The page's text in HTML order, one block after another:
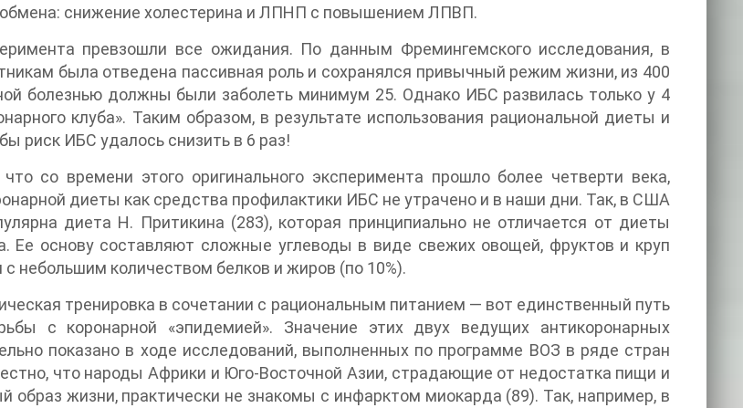
обмена: снижение холестерина и ЛПНП с повышением ЛПВП.
превзошли все ожидания. По данным Фремингемского исследования, в
была отведена пассивная роль и сохранялся при­вычный режим жизни, из 400
болезнью должны были заболеть минимум 25. Однако ИБС развилась только у 4
клуба». Таким образом, в результате использования рациональной диеты и
риск ИБС удалось снизить в 6 раз!
со времени этого оригинального эксперимента прошло более четверти века,
диеты как средства профилактики ИБС не утрачено и в наши дни. Так, в США
диета Н. Притикина (283), которая принципиально не отличается от диеты
Ее основу составляют сложные углеводы в виде свежих овощей, фруктов и круп
с небольшим количеством белков и жиров (по 10%).
тренировка в сочетании с рациональным питанием — вот единственный путь
с коронарной «эпидемией». Значение этих двух ведущих антикоронарных
показано в ходе исследований, выполненных по программе ВОЗ в ряде стран
что народы Африки и Юго-Восточной Азии, страдающие от недостатка пищи и
образ жизни, практически не знакомы с инфарктом миокарда (89). Так, например, в